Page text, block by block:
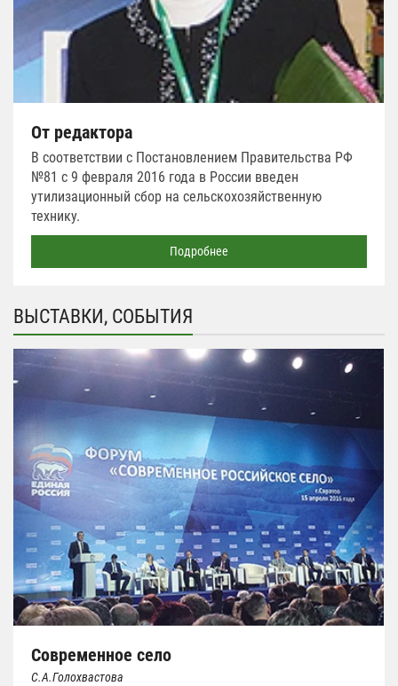
От редактора
В соответствии с Постановлением Правительства РФ
№81 с 9 февраля 2016 года в России введен
утилизационный сбор на сельскохозяйственную
технику.
Подробнее
ВЫСТАВКИ, СОБЫТИЯ
Современное село
С.А.Голохвастова